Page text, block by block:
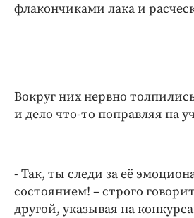
Бренд года
флакончиками лака и
Вокруг них нервно
и дело что-то поправляя на
- Так, ты следи за её
состоянием! – строго
другой, указывая на